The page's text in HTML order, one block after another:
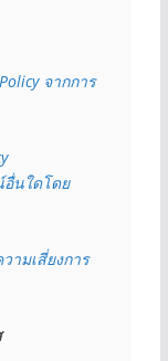
จากการ
นใดโดย
ามเสี่ยงการ